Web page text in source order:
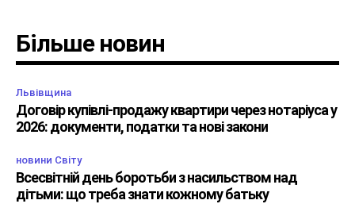
Більше новин
Львівщина
Договір купівлі-продажу квартири через нотаріуса у
2026: документи, податки та нові закони
новини Світу
Всесвітній день боротьби з насильством над
дітьми: що треба знати кожному батьку